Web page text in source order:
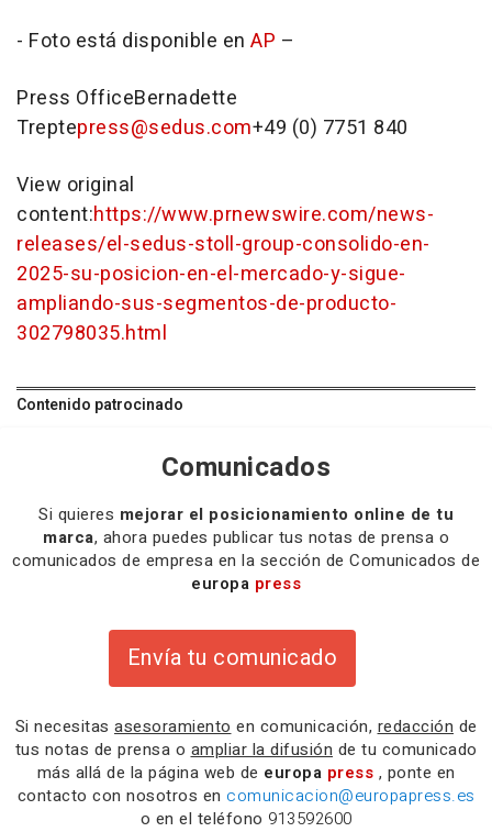
- Foto está disponible en AP –
Press OfficeBernadette
Treptepress@sedus.com+49 (0) 7751 840
View original
content:https://www.prnewswire.com/news-
releases/el-sedus-stoll-group-consolido-en-
2025-su-posicion-en-el-mercado-y-sigue-
ampliando-sus-segmentos-de-producto-
302798035.html
Contenido patrocinado
Comunicados
Si quieres mejorar el posicionamiento online de tu
marca, ahora puedes publicar tus notas de prensa o
comunicados de empresa en la sección de Comunicados de
europa press
Envía tu comunicado
Si necesitas asesoramiento en comunicación, redacción de
tus notas de prensa o ampliar la difusión de tu comunicado
más allá de la página web de europa press , ponte en
contacto con nosotros en comunicacion@europapress.es
o en el teléfono 913592600